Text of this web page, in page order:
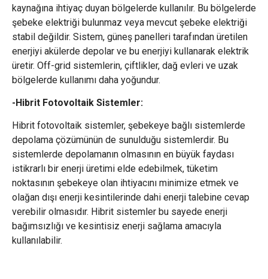
kaynağına ihtiyaç duyan bölgelerde kullanılır. Bu bölgelerde
şebeke elektriği bulunmaz veya mevcut şebeke elektriği
stabil değildir. Sistem, güneş panelleri tarafından üretilen
enerjiyi akülerde depolar ve bu enerjiyi kullanarak elektrik
üretir. Off-grid sistemlerin, çiftlikler, dağ evleri ve uzak
bölgelerde kullanımı daha yoğundur.
-Hibrit Fotovoltaik Sistemler:
Hibrit fotovoltaik sistemler, şebekeye bağlı sistemlerde
depolama çözümünün de sunulduğu sistemlerdir. Bu
sistemlerde depolamanın olmasının en büyük faydası
istikrarlı bir enerji üretimi elde edebilmek, tüketim
noktasının şebekeye olan ihtiyacını minimize etmek ve
olağan dışı enerji kesintilerinde dahi enerji talebine cevap
verebilir olmasıdır. Hibrit sistemler bu sayede enerji
bağımsızlığı ve kesintisiz enerji sağlama amacıyla
kullanılabilir.